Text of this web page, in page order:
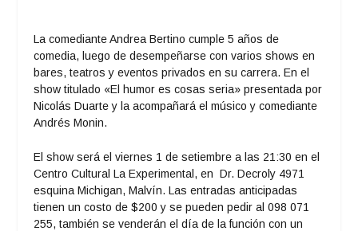
La comediante Andrea Bertino cumple 5 años de
comedia, luego de desempeñarse con varios shows en
bares, teatros y eventos privados en su carrera. En el
show titulado «El humor es cosas seria» presentada por
Nicolás Duarte y la acompañará el músico y comediante
Andrés Monin.
El show será el viernes 1 de setiembre a las 21:30 en el
Centro Cultural La Experimental, en Dr. Decroly 4971
esquina Michigan, Malvín. Las entradas anticipadas
tienen un costo de $200 y se pueden pedir al 098 071
255, también se venderán el día de la función con un